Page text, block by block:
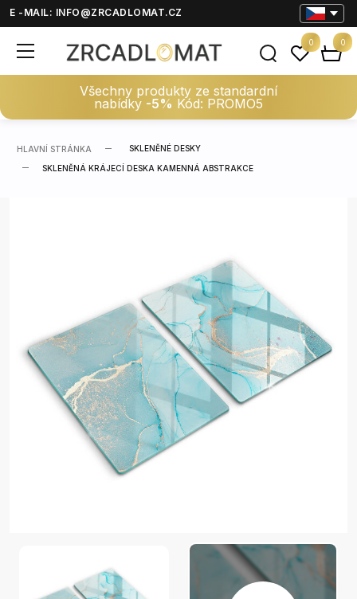
E -MAIL: INFO@ZRCADLOMAT.CZ
Všechny produkty ze standardní
nabídky -5% Kód: PROMO5
0 0
HLAVNÍ STRÁNKA SKLENĚNÉ DESKY
SKLENĚNÁ KRÁJECÍ DESKA KAMENNÁ ABSTRAKCE